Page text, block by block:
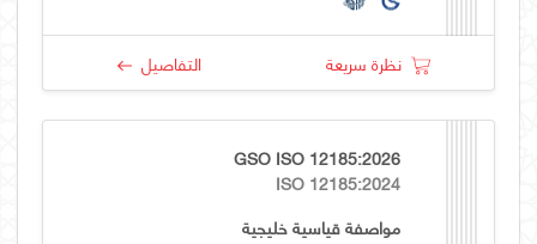
نظرة سريعة التفاصيل
GSO ISO 12185:2026
ISO 12185:2024
مواصفة قياسية خليجية